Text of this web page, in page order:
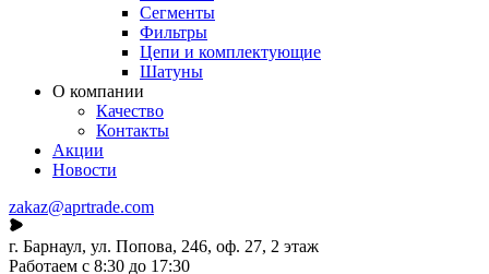
Сегменты
Фильтры
Цепи и комплектующие
Шатуны
О компании
Качество
Контакты
Акции
Новости
zakaz@aprtrade.com
г. Барнаул, ул. Попова, 246, оф. 27, 2 этаж
Работаем с 8:30 до 17:30